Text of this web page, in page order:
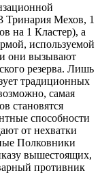
Тринария Мехов, 1
на 1 Кластер), а
используемой
они вызывают
резерва. Лишь
традиционных
самая
становятся
способности
от нехватки
Полковники
вышестоящих,
противник